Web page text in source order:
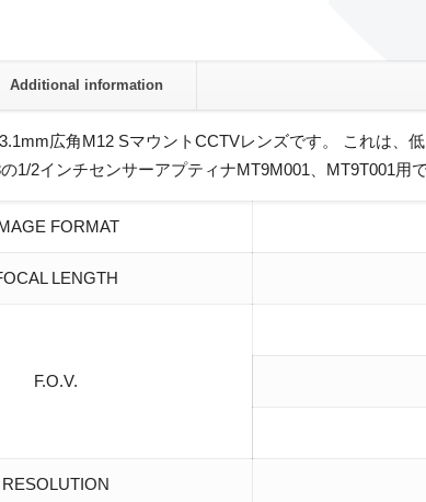
Additional information
広角M12 SマウントCCTVレンズです。 これは、
1/2インチセンサーアプティナMT9M001、MT9T001用で
FORMAT
LENGTH
F.O.V.
RESOLUTION